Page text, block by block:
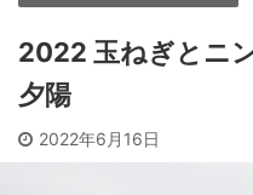
2022 玉ねぎとニ
夕陽
2022年6月16日